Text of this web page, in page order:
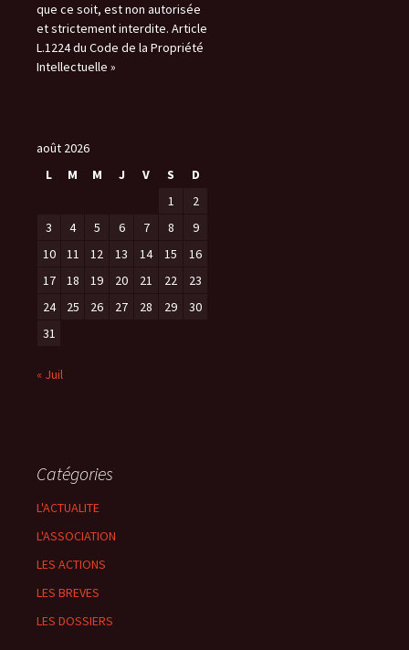
que ce soit, est non autorisée
et strictement interdite. Article
L.1224 du Code de la Propriété
Intellectuelle »
août 2026
L
M M J V S
D
1
2
3
4 5 6 7 8
9
10
11 12 13 14 15
16
17
18 19 20 21 22
23
24
25 26 27 28 29
30
31
« Juil
Catégories
L'ACTUALITE
L'ASSOCIATION
LES ACTIONS
LES BREVES
LES DOSSIERS